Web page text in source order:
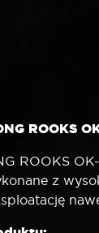
ROOKS
ROOKS
z